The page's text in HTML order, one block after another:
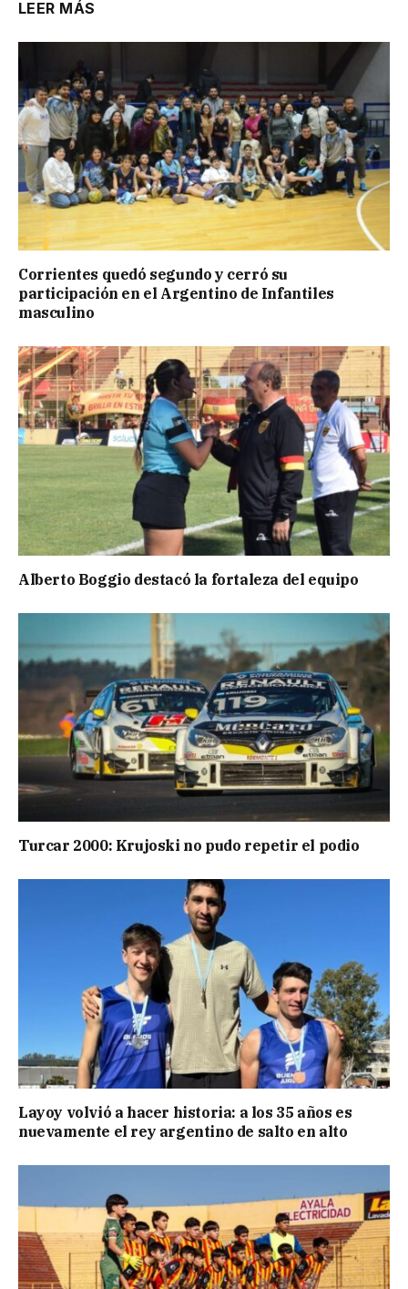
LEER MÁS
Corrientes quedó segundo y cerró su
participación en el Argentino de Infantiles
masculino
Alberto Boggio destacó la fortaleza del equipo
Turcar 2000: Krujoski no pudo repetir el podio
Layoy volvió a hacer historia: a los 35 años es
nuevamente el rey argentino de salto en alto